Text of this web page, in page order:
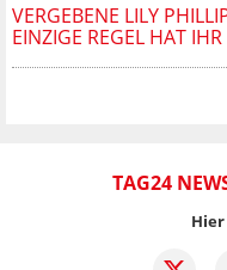
VERGEBENE LILY
EINZIGE REGEL HAT
TAG24